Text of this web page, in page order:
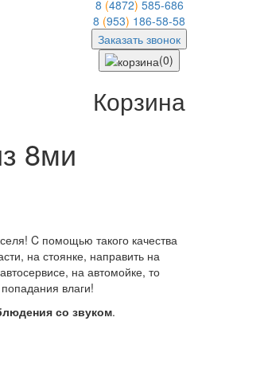
8 (4872) 585-686
8 (953) 186-58-58
Заказать звонок
(0)
Корзина
8ми
C помощью такого качества
на стоянке, направить на
на автомойке, то
влаги!
со звуком.